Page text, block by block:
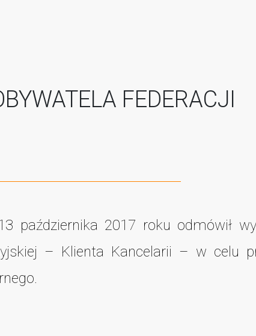
FEDERACJI
października 2017 roku odmówił
– Klienta Kancelarii – w celu